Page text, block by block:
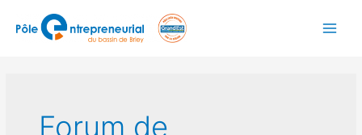
Forum de